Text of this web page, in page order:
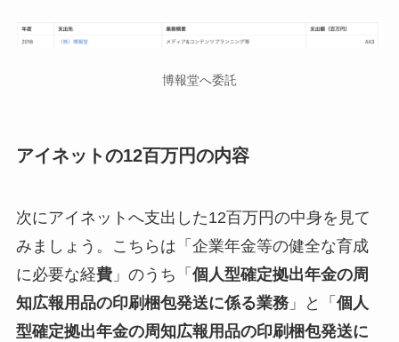
博報堂へ委託
アイネットの12百万円の内容
次にアイネットへ支出した12百万円の中身を見て
みましょう。こちらは「企業年金等の健全な育成
に必要な経費」のうち「 個人型確定拠出年金の周
知広報用品の印刷梱包発送に係る業務」と「 個人
型確定拠出年金の周知広報用品の印刷梱包発送に